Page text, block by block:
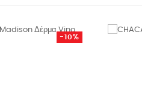
-10%